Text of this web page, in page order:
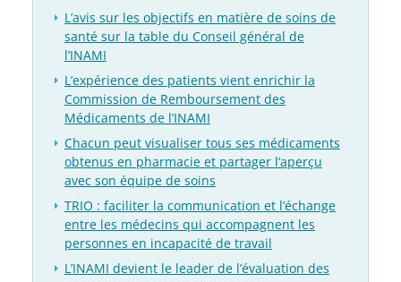
L’avis sur les objectifs en matière de soins de
santé sur la table du Conseil général de
l’INAMI
L’expérience des patients vient enrichir la
Commission de Remboursement des
Médicaments de l’INAMI
Chacun peut visualiser tous ses médicaments
obtenus en pharmacie et partager l’aperçu
avec son équipe de soins
TRIO : faciliter la communication et l’échange
entre les médecins qui accompagnent les
personnes en incapacité de travail
L’INAMI devient le leader de l’évaluation des